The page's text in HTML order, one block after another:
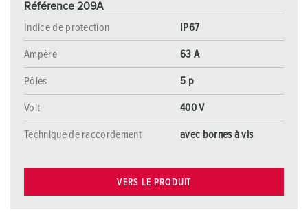
Référence 209A
Indice de protection
IP67
Ampère 63 A
Pôles 5 p
Volt 400 V
Technique de raccordement avec bornes à vis
VERS LE PRODUIT